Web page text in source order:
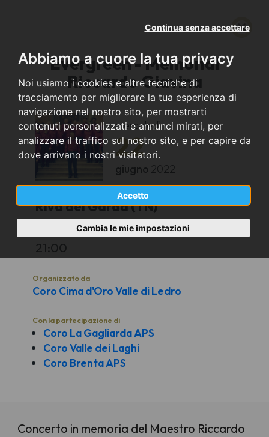
Abbiamo a cuore la tua privacy
Noi usiamo i cookies e altre tecniche di
tracciamento per migliorare la tua esperienza di
navigazione nel nostro sito, per mostrarti
contenuti personalizzati e annunci mirati, per
analizzare il traffico sul nostro sito, e per capire da
dove arrivano i nostri visitatori.
Accetto
Continua senza accettare
Cambia le mie impostazioni
Evergreen - Memorial
Riccardo Giavina
mercoledì
22
giugno 2022
Riva del Garda (TN)
21:00
Organizzato da
Coro Cima d'Oro Valle di Ledro
Con la partecipazione di
Coro La Gagliarda APS
Coro Valle dei Laghi
Coro Brenta APS
Concerto in memoria del Maestro Riccardo